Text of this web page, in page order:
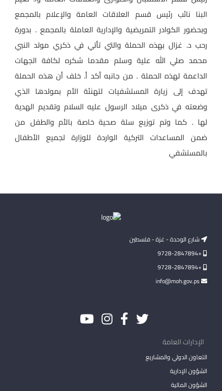
البنا نائب رئيس قسم العلاقات العامة والإعلام بالمجمع
وبحضور الكوادر التمريضية والإدارية العاملة بالمجمع . بدورة
رحب د. غزال بهذه الحملة والتي تأتي في ذكري مولد النبي
محمد صلي الله علية وسلم مقدما شكره لكافة الجهات
الداعمة لهذه الحملة . من جانبه أكد أ. خلف أن هذه الحملة
تهدف إلى زيارة المستشفيات لتهنئة الأم بمولدها الذي
وضعته في ذكرى ميلاد الرسول عليه السلام وتقديم الهدية
لها . كما وتم توزيع سلة صحية خاصة بالأم والطفل من
ضمن المساعدات التركية الواردة للوزارة لجميع الأطفال
بالمستشفي
شارع الوحدة - غزة - فلسطين
+9728-2847894
+9728-2847894
الإدارات العامة
التعاون الدولي والمشاريع
الشؤون الإدارية
الشؤون المالية